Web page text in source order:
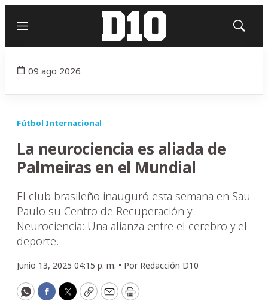
Menú
Mostrar
09 ago 2026
Fútbol Internacional
La neurociencia es aliada de
Palmeiras en el Mundial
El club brasileño inauguró esta semana en Sau
Paulo su Centro de Recuperación y
Neurociencia: Una alianza entre el cerebro y el
deporte.
Junio 13, 2025 04:15 p. m. • Por Redacción D10
WhatsApp
Facebook
Twitter
CopyEmailPrint